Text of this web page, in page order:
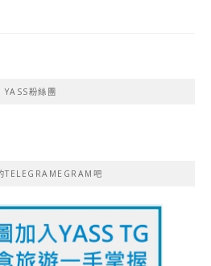
YASS粉絲團
TELEGRAMEGRAM吧